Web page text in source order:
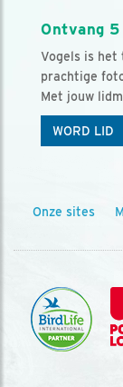
Ontvang
Vogels is het
prachtige
Met jouw
WORD LID
Onze sites